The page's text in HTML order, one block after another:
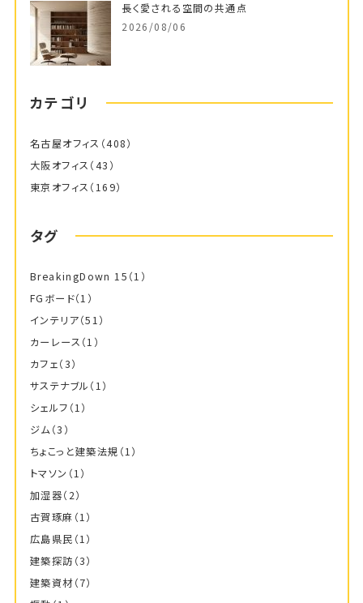
長く愛される空間の共通点
2026/08/06
カテゴリ
名古屋オフィス （408）
大阪オフィス （43）
東京オフィス （169）
タグ
BreakingDown 15 （1）
FGボード（1）
インテリア（51）
カーレース （1）
カフェ（3）
サステナブル （1）
シェルフ （1）
ジム（3）
ちょこっと建築法規 （1）
トマソン （1）
加湿器（2）
古賀琢麻 （1）
広島県民 （1）
建築探訪 （3）
建築資材（7）